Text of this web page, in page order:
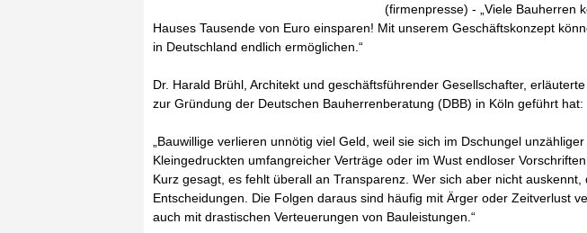
(firmenpresse) - „Viele Bauherren
Hauses Tausende von Euro einsparen! Mit unserem Geschäftskonzept
in Deutschland endlich ermöglichen.“
Dr. Harald Brühl, Architekt und geschäftsführender Gesellschafter,
zur Gründung der Deutschen Bauherrenberatung (DBB) in Köln geführt hat:
„Bauwillige verlieren unnötig viel Geld, weil sie sich im Dschungel
Kleingedruckten umfangreicher Verträge oder im Wust endloser
Kurz gesagt, es fehlt überall an Transparenz. Wer sich aber nicht
Entscheidungen. Die Folgen daraus sind häufig mit Ärger oder Zeitverlust
auch mit drastischen Verteuerungen von Bauleistungen.“